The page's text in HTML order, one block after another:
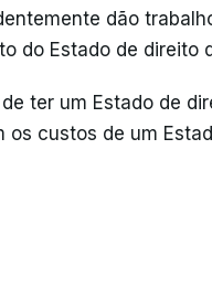
dão
do Estado de direito
ter um Estado de
os custos de um